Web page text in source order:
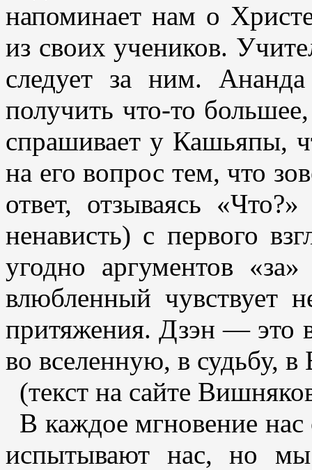
напоминает нам о
из своих учеников.
следует за ним.
получить что-то
спрашивает у Кашьяпы,
на его вопрос тем, что
ответ, отзываясь
ненависть) с первого
угодно аргументов
влюбленный чувствует
притяжения. Дзэн — это
во вселенную, в судьбу,
(текст на сайте
В каждое мгновение
испытывают нас, но